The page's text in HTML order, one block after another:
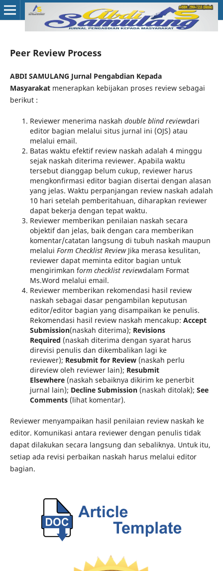
Peer Review Process
ABDI SAMULANG Jurnal Pengabdian Kepada
Masyarakatmenerapkan kebijakan proses review sebagai
berikut :
Reviewer menerima naskah double blind reviewdari
editor bagian melalui situs jurnal ini (OJS) atau
melalui email.
Batas waktu efektif review naskah adalah 4 minggu
sejak naskah diterima reviewer. Apabila waktu
tersebut dianggap belum cukup, reviewer harus
mengkonfirmasi editor bagian disertai dengan alasan
yang jelas. Waktu perpanjangan review naskah adalah
10 hari setelah pemberitahuan, diharapkan reviewer
dapat bekerja dengan tepat waktu.
Reviewer memberikan penilaian naskah secara
objektif dan jelas, baik dengan cara memberikan
komentar/catatan langsung di tubuh naskah maupun
melalui Form Checklist ReviewJika merasa kesulitan,
reviewer dapat meminta editor bagian untuk
mengirimkan form checklist reviewdalam Format
Ms.Word melalui email.
Reviewer memberikan rekomendasi hasil review
naskah sebagai dasar pengambilan keputusan
editor/editor bagian yang disampaikan ke penulis.
Rekomendasi hasil review naskah mencakup: Accept
Submission(naskah diterima); Revisions
Required (naskah diterima dengan syarat harus
direvisi penulis dan dikembalikan lagi ke
reviewer); Resubmit for Review(naskah perlu
direview oleh reviewer lain); Resubmit
Elsewhere(naskah sebaiknya dikirim ke penerbit
jurnal lain); Decline Submission(naskah ditolak); See
Comments(lihat komentar).
Reviewer menyampaikan hasil penilaian review naskah ke
editor. Komunikasi antara reviewer dengan penulis tidak
dapat dilakukan secara langsung dan sebaliknya. Untuk itu,
setiap ada revisi perbaikan naskah harus melalui editor
bagian.